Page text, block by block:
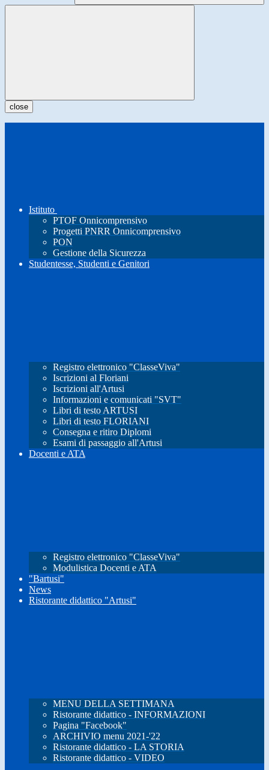
close
Istituto
PTOF Onnicomprensivo
Progetti PNRR Onnicomprensivo
PON
Gestione della Sicurezza
Studentesse, Studenti e Genitori
Registro elettronico "ClasseViva"
Iscrizioni al Floriani
Iscrizioni all'Artusi
Informazioni e comunicati "SVT"
Libri di testo ARTUSI
Libri di testo FLORIANI
Consegna e ritiro Diplomi
Esami di passaggio all'Artusi
Docenti e ATA
Registro elettronico "ClasseViva"
Modulistica Docenti e ATA
"Bartusi"
News
Ristorante didattico "Artusi"
MENU DELLA SETTIMANA
Ristorante didattico - INFORMAZIONI
Pagina "Facebook"
ARCHIVIO menu 2021-'22
Ristorante didattico - LA STORIA
Ristorante didattico - VIDEO